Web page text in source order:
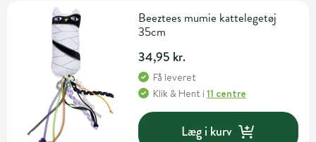
Beeztees mumie kattelegetøj
35cm
34,95 kr.
Få leveret
Klik & Hent i11 centre
Læg i kurv